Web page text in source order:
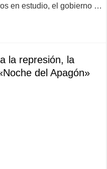
en estudio, el gobierno …
la represión, la
del Apagón»